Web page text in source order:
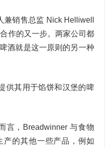
兼销售总监 Nick Helliwell
作的又一步。两家公司都
酒就是这一原则的另一种
供其用于馅饼和汉堡的啤
言，Breadwinner 与食物
产的其他一些产品，例如